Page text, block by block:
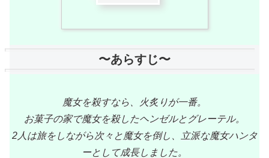
〜あらすじ〜
魔女を殺すなら、火炙りが一番。
お菓子の家で魔女を殺したヘンゼルとグレーテル。
2人は旅をしながら次々と魔女を倒し、立派な魔女ハンタ
ーとして成長しました。